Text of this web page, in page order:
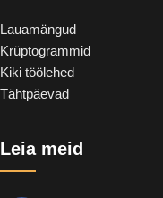
Lauamängud
Krüptogrammid
Kiki töölehed
Tähtpäevad
Leia meid